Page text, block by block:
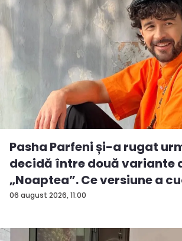
06 august 2026, 11:00
Pasha Parfeni și-a rugat
decidă între două variante
„Noaptea”. Ce versiune a